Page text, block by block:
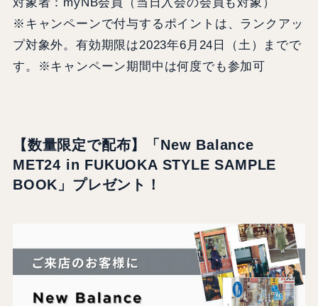
※キャンペーンで付与するポイントは、ランクアッ
プ対象外。有効期限は2023年6月24日（土）までで
す。※キャンペーン期間中は何度でも参加可
【数量限定で配布】
「New Balance
MET24 in FUKUOKA STYLE SAMPLE
BOOK」プレゼント！